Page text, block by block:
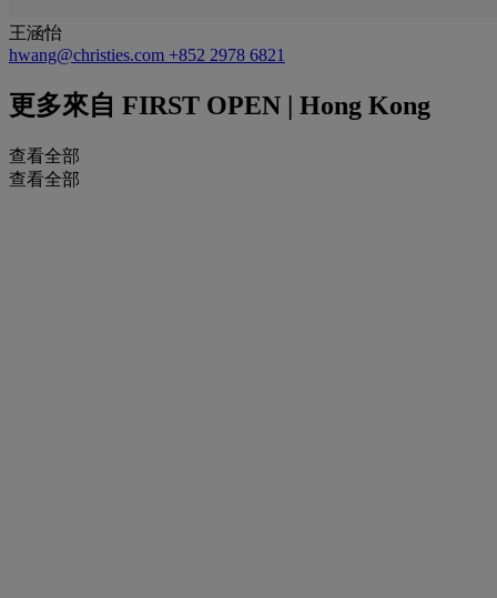
王涵怡
hwang@christies.com +852 2978 6821
更多來自 FIRST OPEN | Hong Kong
查看全部
查看全部